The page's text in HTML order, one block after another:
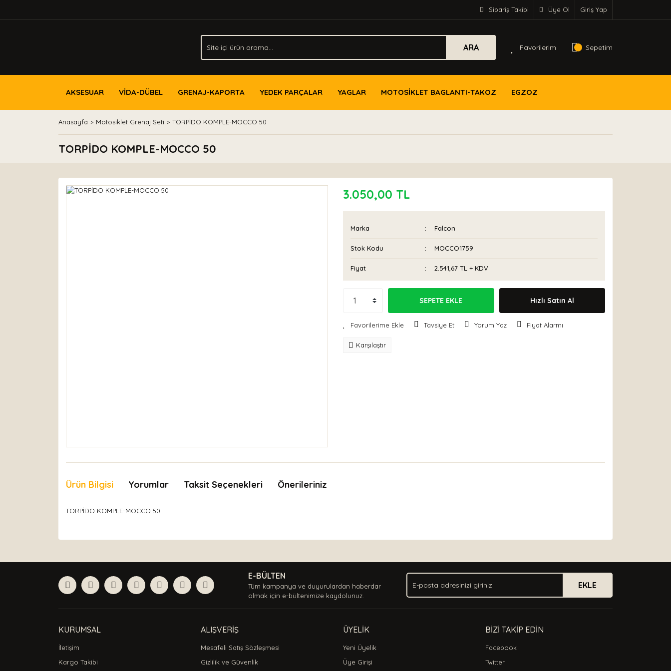
Sipariş Takibi Üye Ol Giriş Yap
ARA Favorilerim Sepetim
AKSESUAR VİDA-DÜBEL GRENAJ-KAPORTA YEDEK PARÇALAR YAGLAR MOTOSİKLET BAGLANTI-TAKOZ EGZOZ
Anasayfa Motosiklet Grenaj Seti TORPİDO KOMPLE-MOCCO 50
TORPİDO KOMPLE-MOCCO 50
3.050,00 TL
Marka Falcon
Stok Kodu MOCCO1759
Fiyat 2.541,67 TL + KDV
SEPETE EKLE Hızlı Satın Al
Tavsiye Et Yorum Yaz Fiyat Alarmı
Karşılaştır
Ürün Bilgisi Yorumlar Taksit Seçenekleri Önerileriniz
TORPİDO KOMPLE-MOCCO 50
Ürün açıklamasında eksik bilgiler bulunuyor.
Bu ürüne benzer farklı alternatifler olmalı.
E-BÜLTEN
Tüm kampanya ve duyurulardan haberdar
olmak için e-bültenimize kaydolunuz.
EKLE
KURUMSAL
İletişim
Kargo Takibi
ALIŞVERİŞ
Mesafeli Satış Sözleşmesi
Gizlilik ve Güvenlik
ÜYELİK
Yeni Üyelik
Üye Girişi
BİZİ TAKİP EDİN
Facebook
Twitter